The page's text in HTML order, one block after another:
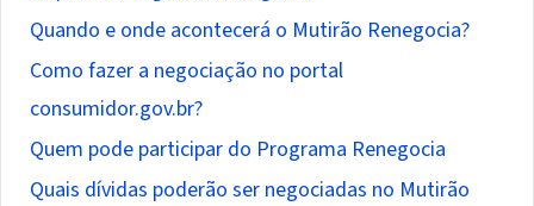
Quando e onde acontecerá o Mutirão Renegocia?
Como fazer a negociação no portal
consumidor.gov.br?
Quem pode participar do Programa Renegocia
Quais dívidas poderão ser negociadas no Mutirão